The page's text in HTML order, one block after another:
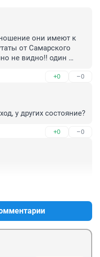
они имеют к
от Самарского
не видно!! один
области!!! или
места занимают!!
пусть лучше
учат как
это конечно ((((
+0 –0
у других состояние?
+0 –0